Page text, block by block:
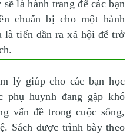
là hành trang để các bạn
chuẩn bị cho một hành
là tiến dần ra xã hội để trở
lý giúp cho các bạn học
phụ huynh đang gặp khó
vấn đề trong cuộc sống,
Sách được trình bày theo